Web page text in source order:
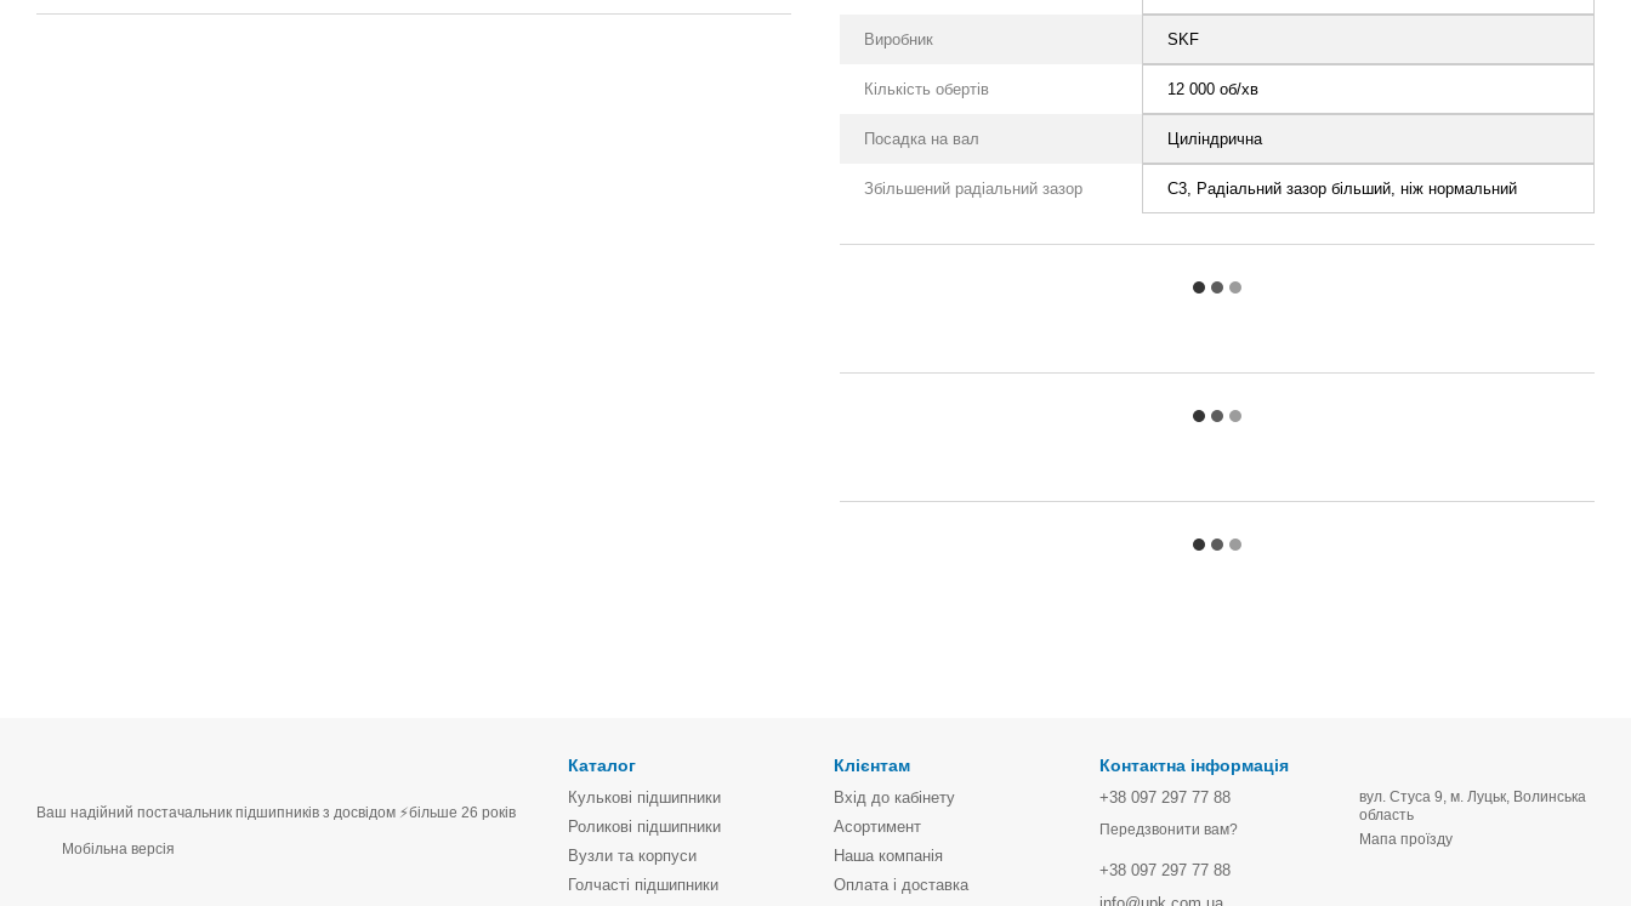
Виробник SKF
Кількість обертів 12 000 об/хв
Посадка на вал Циліндрична
Збільшений радіальний зазор C3, Радіальний зазор більший, ніж нормальний
Ваш надійний постачальник підшипників з досвідом ⚡більше 26 років
Мобільна версія
Каталог
Кулькові підшипники
Роликові підшипники
Вузли та корпуси
Голчасті підшипники
Клієнтам
Вхід до кабінету
Асортимент
Наша компанія
Оплата і доставка
Контактна інформація
+38 097 297 77 88
Передзвонити вам?
+38 097 297 77 88
вул. Стуса 9, м. Луцьк, Волинська
область
Мапа проїзду